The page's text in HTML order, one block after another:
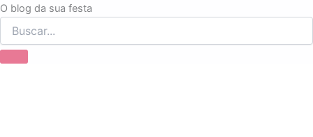
O blog da sua festa
Ir
para
o